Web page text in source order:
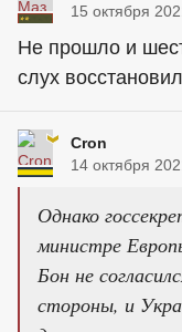
15 октября
Не прошло и
слух
Cron
14 октября
Однако
министре
Бон не
стороны, и